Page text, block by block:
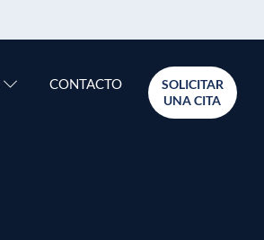
CONTACTO
SOLICITAR
UNA CITA